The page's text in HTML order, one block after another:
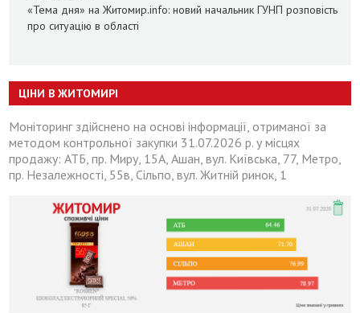
«Тема дня» на Житомир.info: новий начальник ГУНП розповість
про ситуацію в області
ЦІНИ В ЖИТОМИРІ
Моніторинг здійснено на основі інформації, отриманої за
методом контрольної закупки 31.07.2026 р. у місцях
продажу: АТБ, пр. Миру, 15А, Ашан, вул. Київська, 77, Метро,
пр. Незалежності, 55в, Сільпо, вул. Житній ринок, 1